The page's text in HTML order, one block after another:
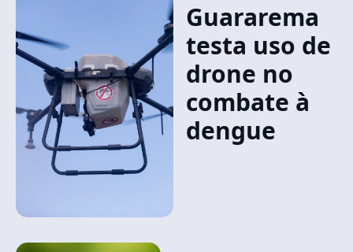
Guararema
testa uso de
drone no
combate à
dengue